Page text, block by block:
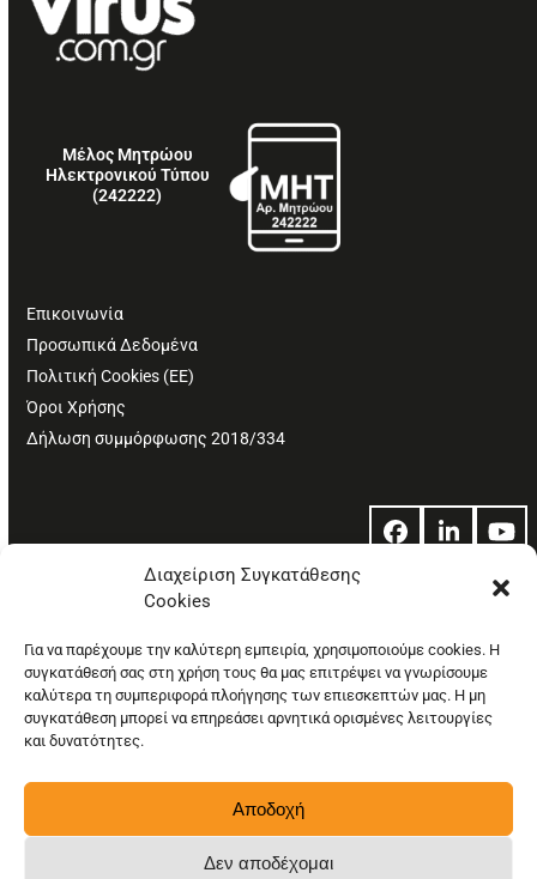
Διαχείριση Συγκατάθεσης
Cookies
Για να παρέχουμε την καλύτερη εμπειρία, χρησιμοποιούμε cookies. Η
συγκατάθεσή σας στη χρήση τους θα μας επιτρέψει να γνωρίσουμε
καλύτερα τη συμπεριφορά πλοήγησης των επιεσκεπτών μας. Η μη
συγκατάθεση μπορεί να επηρεάσει αρνητικά ορισμένες λειτουργίες
και δυνατότητες.
Αποδοχή
Δεν αποδέχομαι
Μέλος Μητρώου
Ηλεκτρονικού Τύπου
(242222)
Επικοινωνία
Προσωπικά Δεδομένα
Πολιτική Cookies (ΕΕ)
Όροι Χρήσης
Δήλωση συμμόρφωσης 2018/334
Facebook
LinkedIn
© Copyright: Ethos Media S.A.